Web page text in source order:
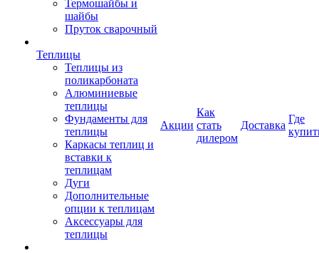
Термошайбы и
шайбы
Пруток сварочный
Теплицы
Теплицы из
поликарбоната
Алюминиевые
теплицы
Фундаменты для
теплицы
Каркасы теплиц и
вставки к
теплицам
Дуги
Дополнительные
опции к теплицам
Аксессуары для
теплицы
Акции
Как
стать
дилером
Доставка
Где